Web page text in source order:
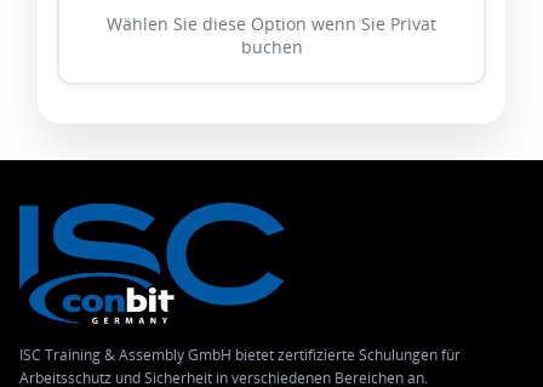
Wählen Sie diese Option wenn Sie Privat
buchen
ISC Training & Assembly GmbH bietet zertifizierte Schulungen für
Arbeitsschutz und Sicherheit in verschiedenen Bereichen an.